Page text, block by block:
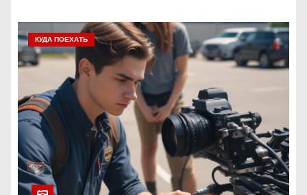
КУДА ПОЕХАТЬ